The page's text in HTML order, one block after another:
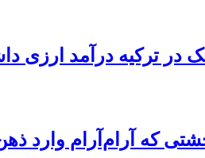
در ترکیه درآمد ارزی